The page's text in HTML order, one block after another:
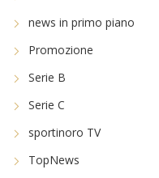
news in primo piano
Promozione
Serie B
Serie C
sportinoro TV
TopNews